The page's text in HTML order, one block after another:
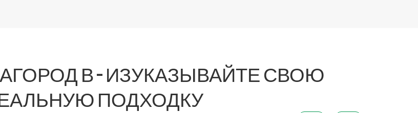
В – ИЗУКАЗЫВАЙТЕ СВОЮ
ПОДХОДКУ